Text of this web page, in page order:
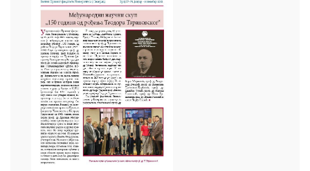
Пословања” – Догађаји